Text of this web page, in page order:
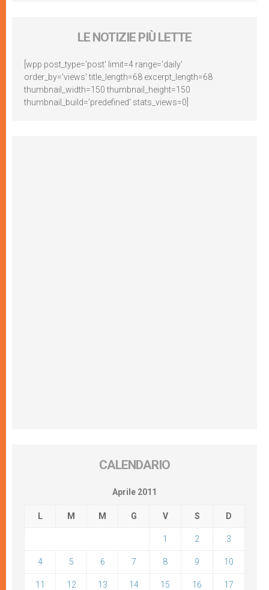
LE NOTIZIE PIÙ LETTE
[wpp post_type='post' limit=4 range='daily'
order_by='views' title_length=68 excerpt_length=68
thumbnail_width=150 thumbnail_height=150
thumbnail_build='predefined' stats_views=0]
CALENDARIO
Aprile 2011
L M M G V S D
1 2 3
4 5 6 7 8 9 10
11 12 13 14 15 16 17